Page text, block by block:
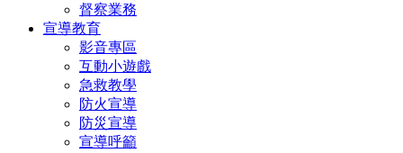
督察業務
宣導教育
影音專區
互動小遊戲
急救教學
防火宣導
防災宣導
宣導呼籲